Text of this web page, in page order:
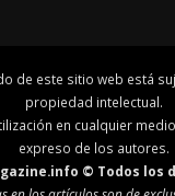
de este sitio web está
propiedad intelectual.
en cualquier
expreso de los autores.
© Todos los